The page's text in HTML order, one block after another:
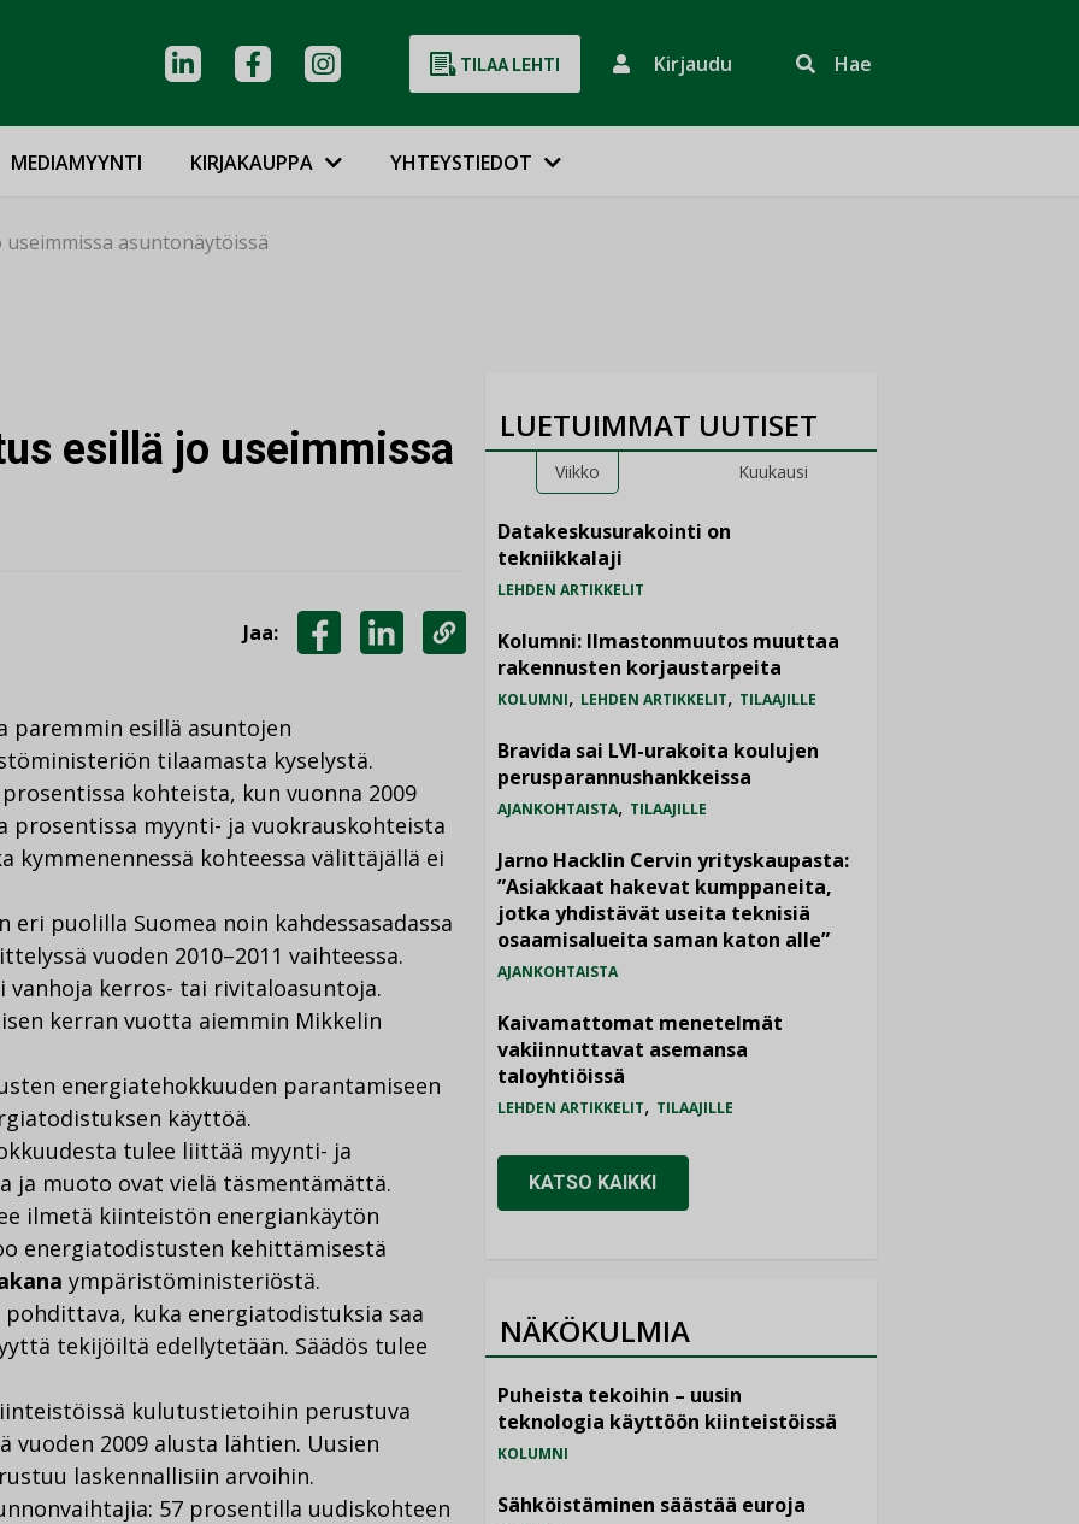
TILAA LEHTI Kirjaudu Hae
MEDIAMYYNTI KIRJAKAUPPA YHTEYSTIEDOT
asuntonäytöissä
esillä jo useimmissa
Jaa:
LINKEDINISSÄ
KOPIOI
LINKKI
paremmin esillä asuntojen
tilaamasta kyselystä.
kohteista, kun vuonna 2009
prosentissa myynti- ja vuokrauskohteista
kymmenennessä kohteessa välittäjällä ei
puolilla Suomea noin kahdessasadassa
vuoden 2010–2011 vaihteessa.
kerros- tai rivitaloasuntoja.
kerran vuotta aiemmin Mikkelin
energiatehokkuuden parantamiseen
käyttöä.
tulee liittää myynti- ja
ja muoto ovat vielä täsmentämättä.
ilmetä kiinteistön energiankäytön
energiatodistusten kehittämisestä
ympäristöministeriöstä.
kuka energiatodistuksia saa
tekijöiltä edellytetään. Säädös tulee
kulutustietoihin perustuva
2009 alusta lähtien. Uusien
laskennallisiin arvoihin.
57 prosentilla uudiskohteen
LUETUIMMAT UUTISET
Viikko Kuukausi
Datakeskusurakointi on
tekniikkalaji
LEHDEN ARTIKKELIT
Kolumni: Ilmastonmuutos muuttaa
rakennusten korjaustarpeita
KOLUMNI, LEHDEN ARTIKKELIT, TILAAJILLE
Bravida sai LVI-urakoita koulujen
perusparannushankkeissa
AJANKOHTAISTA, TILAAJILLE
Jarno Hacklin Cervin yrityskaupasta:
”Asiakkaat hakevat kumppaneita,
jotka yhdistävät useita teknisiä
osaamisalueita saman katon alle”
AJANKOHTAISTA
Kaivamattomat menetelmät
vakiinnuttavat asemansa
taloyhtiöissä
LEHDEN ARTIKKELIT, TILAAJILLE
KATSO KAIKKI
NÄKÖKULMIA
Puheista tekoihin – uusin
teknologia käyttöön kiinteistöissä
KOLUMNI
Sähköistäminen säästää euroja